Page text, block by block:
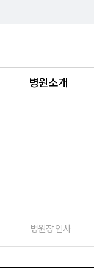
병원소개
병원장 인사